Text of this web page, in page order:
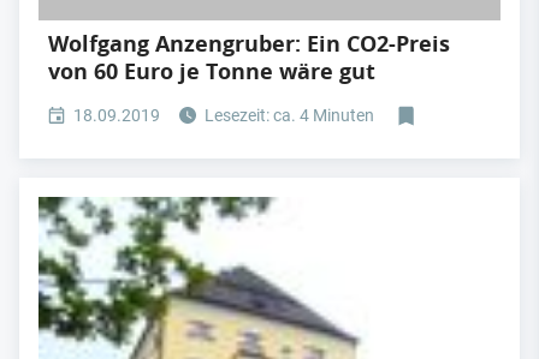
Wolfgang Anzengruber: Ein CO2-Preis
von 60 Euro je Tonne wäre gut
18.09.2019 Lesezeit: ca. 4 Minuten